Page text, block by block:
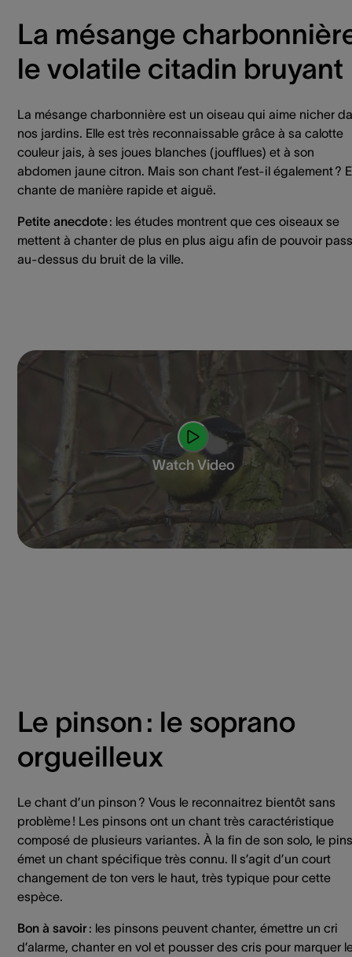
La mésange
le volatile citadin bruyant
La mésange charbonnière est un oiseau qui aime nicher
nos jardins. Elle est très reconnaissable grâce à sa calotte
couleur jais, à ses joues blanches (joufflues) et à son
abdomen jaune citron. Mais son chant l’est-il également ?
chante de manière rapide et aiguë.
Petite anecdote: les études montrent que ces oiseaux se
mettent à chanter de plus en plus aigu afin de pouvoir
au-dessus du bruit de la ville.
Watch Video
Le pinson : le soprano
orgueilleux
Le chant d’un pinson ? Vous le reconnaitrez bientôt sans
problème ! Les pinsons ont un chant très caractéristique
composé de plusieurs variantes. À la fin de son solo, le
émet un chant spécifique très connu. Il s’agit d’un court
changement de ton vers le haut, très typique pour cette
espèce.
Bon à savoir: les pinsons peuvent chanter, émettre un cri
d’alarme, chanter en vol et pousser des cris pour marquer